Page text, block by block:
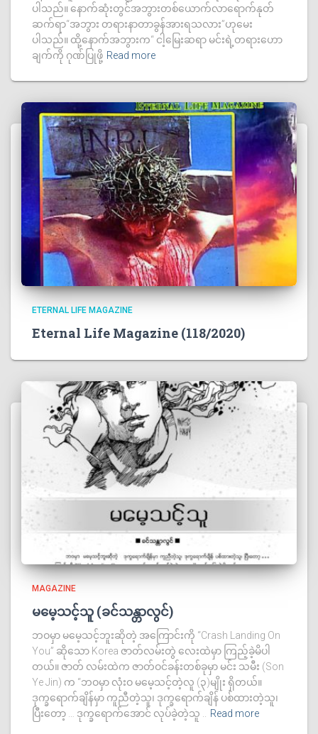
ပါသည်။ နောက်ဆုံးတွင်အဘွားတစ်ယောက်လာရောက်နုတ်
ဆက်ရာ“အဘွား တရားနာတာခွန်အားရသလား”ဟုမေး
ပါသည်။ ထို့နောက်အဘွားက“ ငါ့မြေးဆရာ မင်းရဲ့တရားဟော
ချက်ကို ဂုဏ်ပြုဖို့ Read more
ETERNAL LIFE MAGAZINE
Eternal Life Magazine (118/2020)
MAGAZINE
မမေ့သင့်သူ (ခင်သန္တာလွင်)
ဘဝမှာ မမေ့သင့်ဘူးဆိုတဲ့ အကြောင်းကို “Crash Landing On
You” ဆိုသော Korea ဇာတ်လမ်းတွဲ လေးထဲမှာ ကြည့်ခဲ့မိပါ
တယ်။ ဇာတ် လမ်းထဲက ဇာတ်ဝင်ခန်းတစ်ခုမှာ မင်း သမီး (Son
Ye Jin) က “ဘဝမှာ လုံးဝ မမေ့သင့်တဲ့လူ (၃)မျိုး ရှိတယ်။
ဒုက္ခရောက်ချိန်မှာ ကူညီတဲ့သူ၊ ဒုက္ခရောက်ချိန် ပစ်ထားတဲ့သူ၊
ပြီးတော့ … ဒုက္ခရောက်အောင် လုပ်ခဲ့တဲ့သူ .. Read more